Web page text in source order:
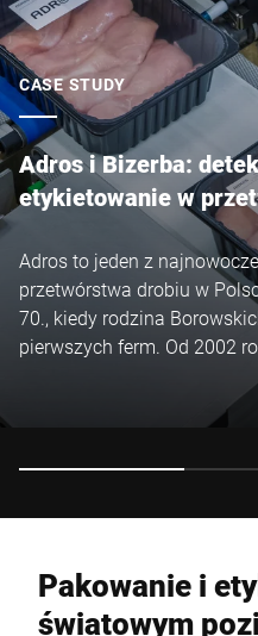
CASE STUDY
Adros i Bizerba:
etykietowanie w
Adros to jeden z
przetwórstwa drobiu w
70., kiedy rodzina
pierwszych ferm. Od 2002
nieustannie się rozwija,
i technologie, stając się
Pakowanie i
światowym